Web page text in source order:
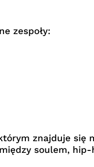
zespoły:
znajduje się
soulem, hip-